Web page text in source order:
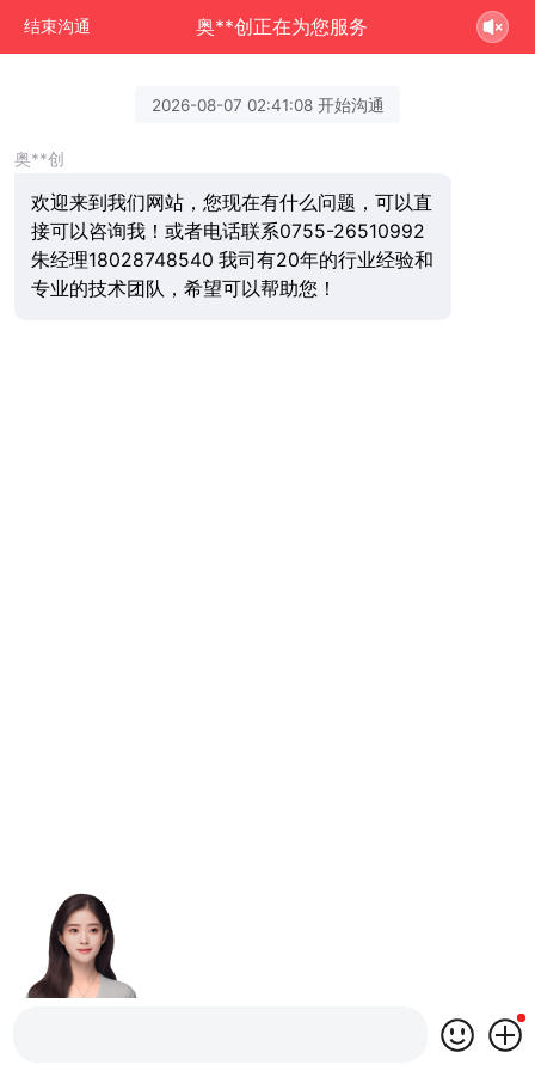
结束沟通 奥**创正在为您服务
2026-08-07 02:41:08 开始沟通
奥**创
欢迎来到我们网站，您现在有什么问题，可以直
接可以咨询我！或者电话联系0755-26510992
朱经理18028748540 我司有20年的行业经验和
专业的技术团队，希望可以帮助您！